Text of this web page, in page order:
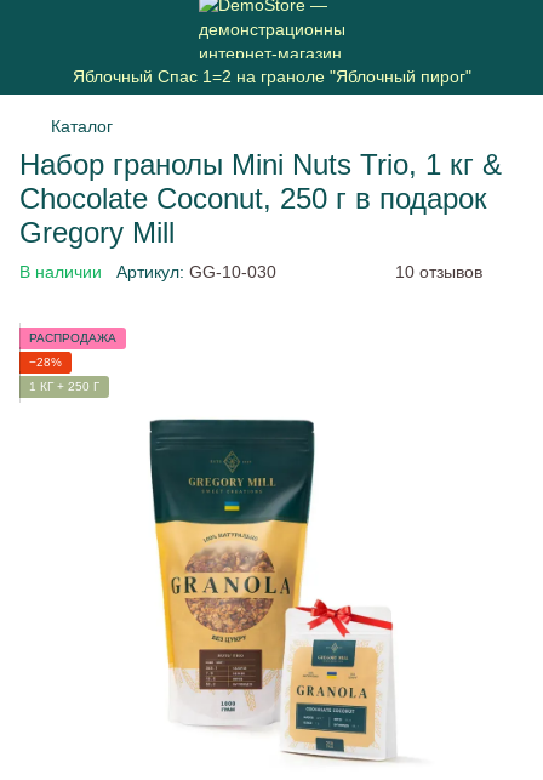
Яблочный Спас 1=2 на граноле "Яблочный пирог"
Каталог
Набор гранолы Mini Nuts Trio, 1 кг &
Chocolate Coconut, 250 г в подарок
Gregory Mill
В наличии Артикул: GG-10-030 10 отзывов
РАСПРОДАЖА
−28%
1 КГ + 250 Г